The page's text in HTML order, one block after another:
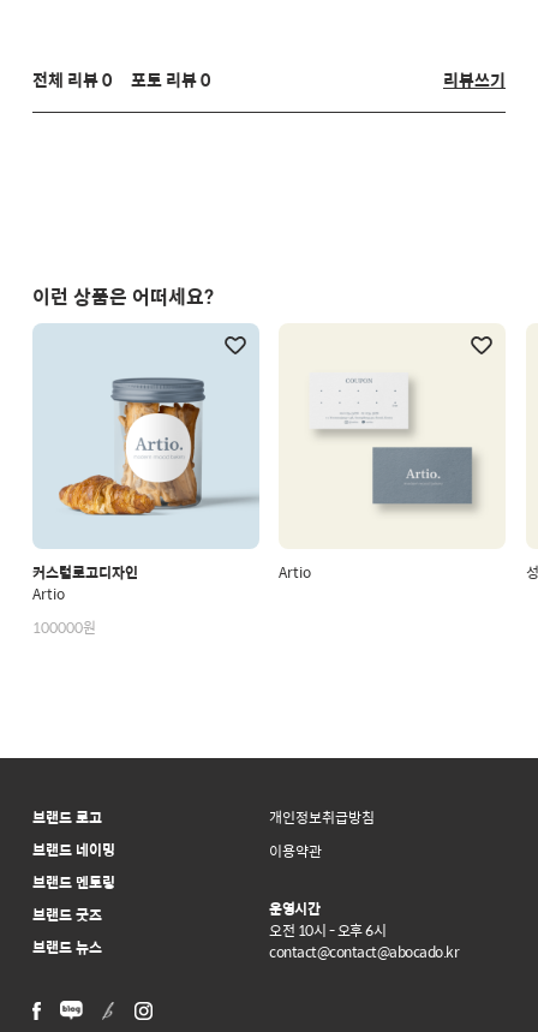
전체 리뷰 0 포토 리뷰 0 리뷰쓰기
이런 상품은 어떠세요?
커스텀로고디자인
Artio
100000원
Artio
브랜드 로고
브랜드 네이밍
브랜드 멘토링
브랜드 굿즈
브랜드 뉴스
개인정보취급방침
이용약관
운영시간
오전 10시 - 오후 6시
contact@contact@abocado.kr